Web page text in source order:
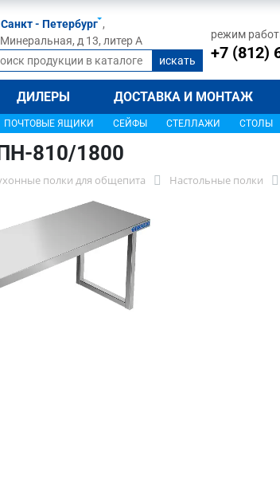
Санкт - Петербург ,
д 13, литер А
режим
+7 (812)
ДИЛЕРЫ ДОСТАВКА И МОНТАЖ
ПОЧТОВЫЕ ЯЩИКИ СЕЙФЫ СТЕЛЛАЖИ СТОЛЫ
810/1800
полки для общепита Настольные полки